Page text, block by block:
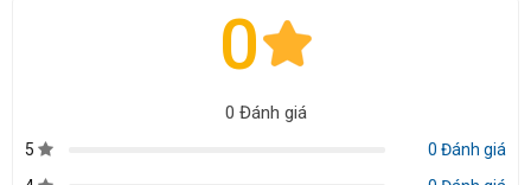
0
0 Đánh giá
5
0 Đánh giá